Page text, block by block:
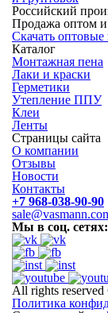
Российский
Продажа оптом
Скачать
Каталог
Монтажная пена
Лаки и краски
Герметики
Утепление ППУ
Клеи
Ленты
Страницы сайта
О компании
Отзывы
Новости
Контакты
+7 968-038-90-90
Мы в соц. сетях:
All rights
Политика